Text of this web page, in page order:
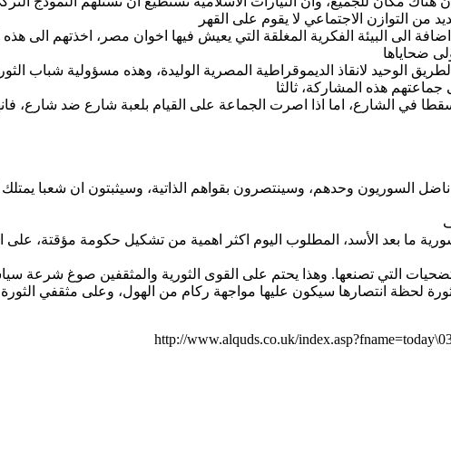
الى البيئة الفكرية المغلقة التي يعيش فيها اخوان مصر، اخذتهم
لانقاذ الديموقراطية المصرية الوليدة، وهذه مسؤولية شباب الثورة
في الشارع، اما اذا اصرت الجماعة على القيام بلعبة شارع ضد شارع،
ما بعد الأسد، المطلوب اليوم اكثر اهمية من تشكيل حكومة مؤقتة، على
لحظة انتصارها سيكون عليها مواجهة ركام من الهول، وعلى مثقفي
http://www.alquds.co.uk/